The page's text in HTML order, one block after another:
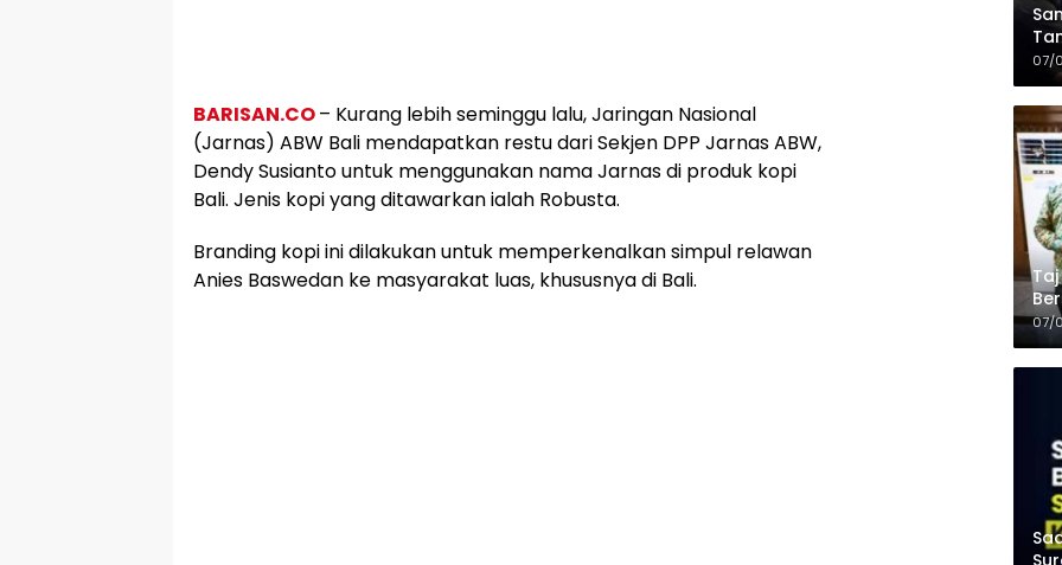
BARISAN.CO– Kurang lebih seminggu lalu, Jaringan Nasional
(Jarnas) ABW Bali mendapatkan restu dari Sekjen DPP Jarnas ABW,
Dendy Susianto untuk menggunakan nama Jarnas di produk kopi
Bali. Jenis kopi yang ditawarkan ialah Robusta.
Branding kopi ini dilakukan untuk memperkenalkan simpul relawan
Anies Baswedan ke masyarakat luas, khususnya di Bali.
07/
07/